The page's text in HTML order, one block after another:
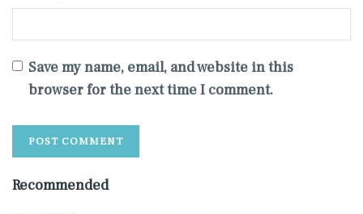
Save my name, email, and website in this
browser for the next time I comment.
Recommended